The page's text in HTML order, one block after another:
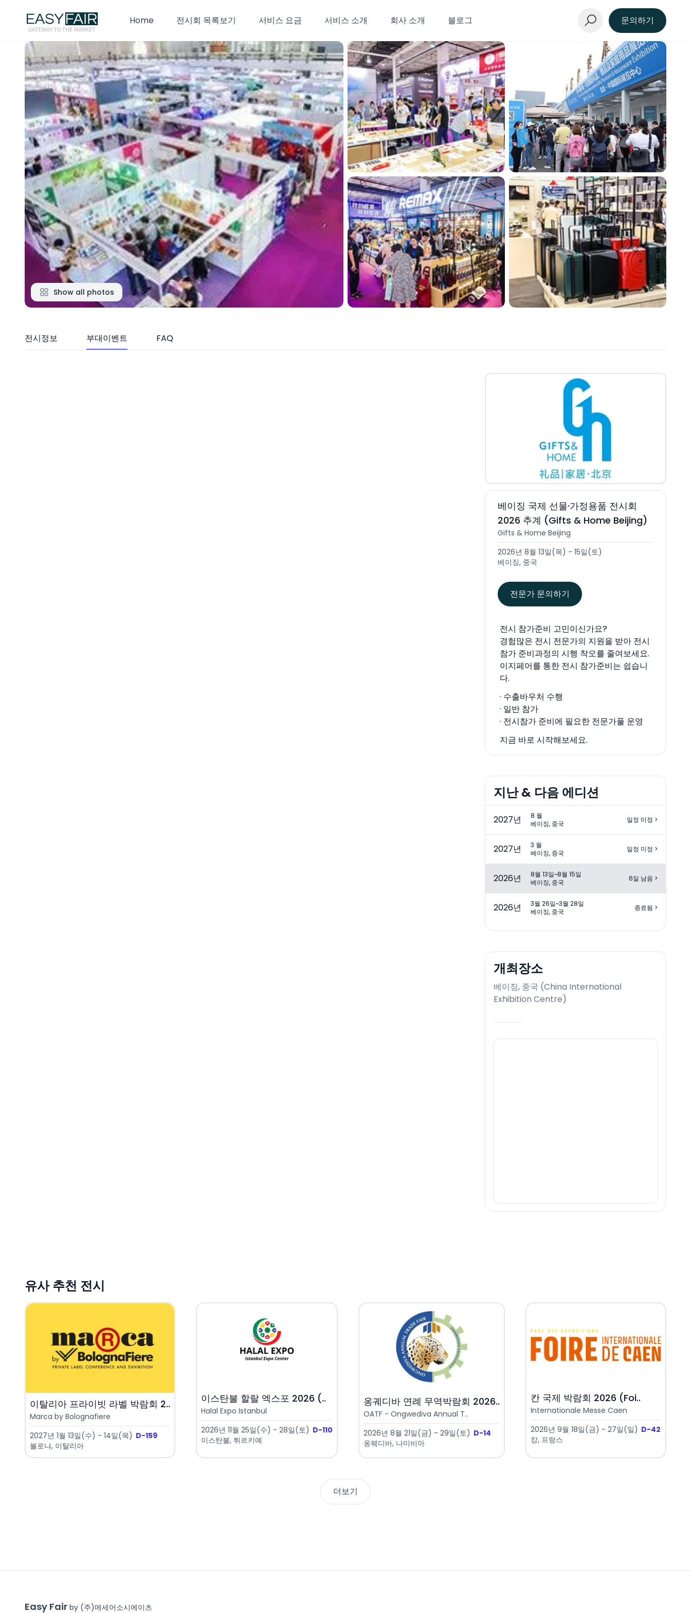
Home 전시회 목록보기 서비스 요금 서비스 소개 회사 소개 블로그 문의하기
Show all photos
전시정보 부대이벤트 FAQ
베이징 국제 선물·가정용품 전시회
2026 추계 (Gifts & Home Beijing)
Gifts & Home Beijing
2026년 8월 13일(목) - 15일(토)
베이징, 중국
전문가 문의하기
전시 참가준비 고민이신가요?
경험많은 전시 전문가의 지원을 받아 전시
참가 준비과정의 시행 착오를 줄여보세요.
이지페어를 통한 전시 참가준비는 쉽습니
다.
· 수출바우처 수행
· 일반 참가
· 전시참가 준비에 필요한 전문가풀 운영
지금 바로 시작해보세요.
지난 & 다음 에디션
2027년
8 월
베이징, 중국
일정 미정 >
2027년
3 월
베이징, 중국
일정 미정 >
2026년
8월 13일~8월 15일
베이징, 중국
6일 남음 >
2026년
3월 26일~3월 28일
베이징, 중국
종료됨 >
개최장소
베이징, 중국 (China International
Exhibition Centre)
유사 추천 전시
이탈리아 프라이빗 라벨 박람회 2..
Marca by Bolognafiere
2027년 1월 13일(수) - 14일(목) D-159
볼로냐, 이탈리아
이스탄불 할랄 엑스포 2026 (..
Halal Expo Istanbul
2026년 11월 25일(수) - 28일(토) D-110
이스탄불, 튀르키예
옹궤디바 연례 무역박람회 2026..
OATF - Ongwediva Annual T..
2026년 8월 21일(금) - 29일(토) D-14
옹웨디바, 나미비아
칸 국제 박람회 2026 (Foi..
Internationale Messe Caen
2026년 9월 18일(금) - 27일(일) D-42
캉, 프랑스
더보기
Easy Fair by (주)메세어소시에이츠